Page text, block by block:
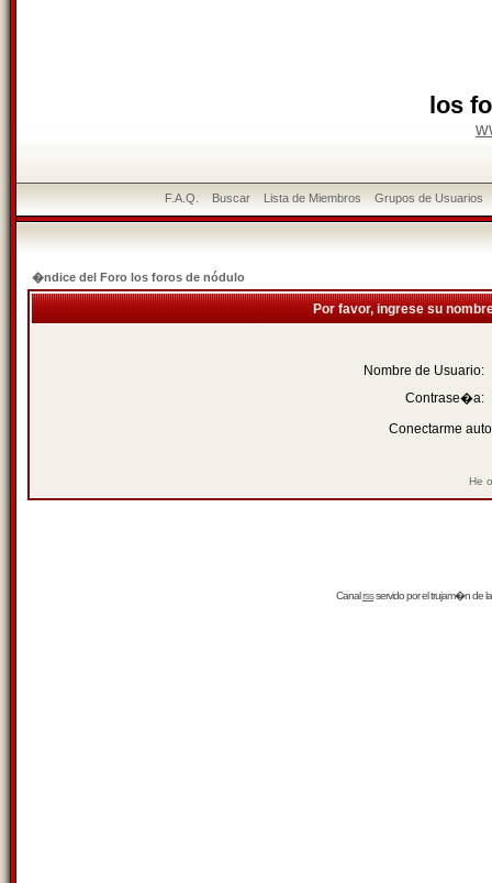
los
F.A.Q. Buscar Lista de Miembros Grupos de Usuarios
�ndice del Foro los foros de nódulo
Por favor, ingrese su
Nombre de Usuario:
Contrase�a:
Conectarme
He
Canalrssservido por eltrujam�nde